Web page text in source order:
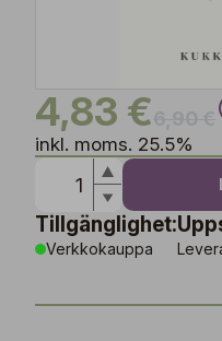
4,83 €
inkl. moms. 25.5%
Tillgänglighet:
Verkkokauppa